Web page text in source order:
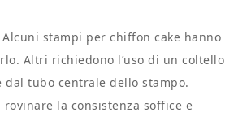
stampi per chiffon cake hanno
Altri richiedono l’uso di un coltello
tubo centrale dello stampo.
la consistenza soffice e